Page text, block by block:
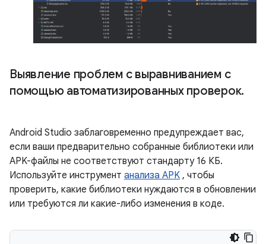
Выявление проблем с выравниванием с
помощью автоматизированных проверок.
Android Studio заблаговременно предупреждает вас,
если ваши предварительно собранные библиотеки или
APK-файлы не соответствуют стандарту 16 КБ.
Используйте инструмент анализа APK , чтобы
проверить, какие библиотеки нуждаются в обновлении
или требуются ли какие-либо изменения в коде.